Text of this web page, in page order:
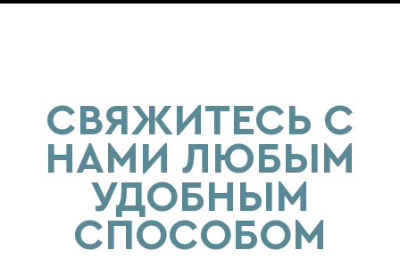
СВЯЖИТЕСЬ С
НАМИ ЛЮБЫМ
УДОБНЫМ
СПОСОБОМ